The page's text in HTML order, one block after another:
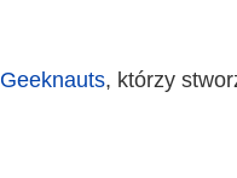
Geeknauts, którzy